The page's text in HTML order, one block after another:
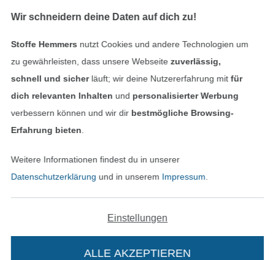
Alle Preise inkl. der gesetzl. MwSt.
Wir schneidern deine Daten auf dich zu!
Stoffe Hemmers nutzt Cookies und andere Technologien um
zu gewährleisten, dass unsere Webseite zuverlässig,
schnell und sicherläuft; wir deine Nutzererfahrung mitfür
dich relevanten Inhalten und personalisierter Werbung
verbessern können und wir dir bestmögliche Browsing-
Erfahrung bieten
Weitere Informationen findest du in unserer
Datenschutzerklärung und in unserem Impressum
Einstellungen
ALLE AKZEPTIEREN